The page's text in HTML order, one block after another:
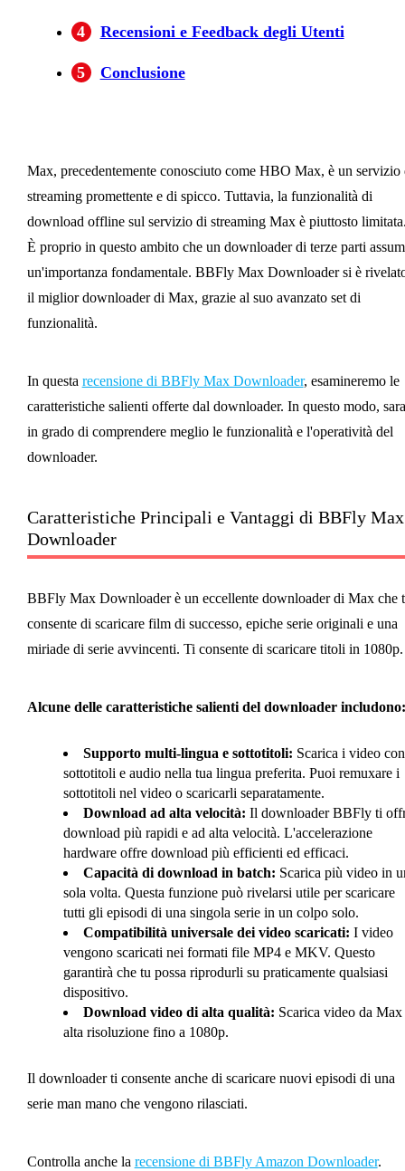
4 Recensioni e Feedback degli Utenti
5 Conclusione
Max, precedentemente conosciuto come HBO Max, è un servizio
streaming promettente e di spicco. Tuttavia, la funzionalità di
download offline sul servizio di streaming Max è piuttosto
È proprio in questo ambito che un downloader di terze parti
un'importanza fondamentale. BBFly Max Downloader si è
il miglior downloader di Max, grazie al suo avanzato set di
funzionalità.
In questa recensione di BBFly Max Downloader, esamineremo le
caratteristiche salienti offerte dal downloader. In questo modo,
in grado di comprendere meglio le funzionalità e l'operatività del
downloader.
Caratteristiche Principali e Vantaggi di BBFly Max
Downloader
BBFly Max Downloader è un eccellente downloader di Max che
consente di scaricare film di successo, epiche serie originali e una
miriade di serie avvincenti. Ti consente di scaricare titoli in 1080p.
Alcune delle caratteristiche salienti del downloader includono:
Supporto multi-lingua e sottotitoli: Scarica i video con
sottotitoli e audio nella tua lingua preferita. Puoi remuxare i
sottotitoli nel video o scaricarli separatamente.
Download ad alta velocità: Il downloader BBFly ti
download più rapidi e ad alta velocità. L'accelerazione
hardware offre download più efficienti ed efficaci.
Capacità di download in batch: Scarica più video in
sola volta. Questa funzione può rivelarsi utile per scaricare
tutti gli episodi di una singola serie in un colpo solo.
Compatibilità universale dei video scaricati: I video
vengono scaricati nei formati file MP4 e MKV. Questo
garantirà che tu possa riprodurli su praticamente qualsiasi
dispositivo.
Download video di alta qualità: Scarica video da
alta risoluzione fino a 1080p.
Il downloader ti consente anche di scaricare nuovi episodi di una
serie man mano che vengono rilasciati.
Controlla anche la recensione di BBFly Amazon Downloader.